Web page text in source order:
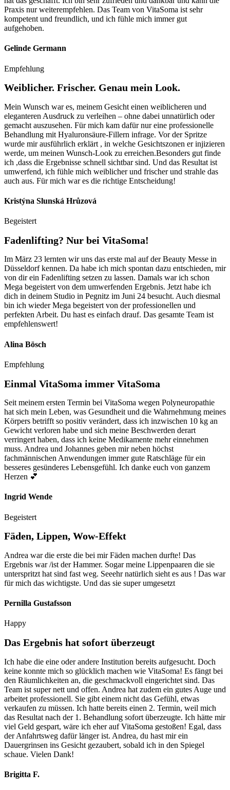
Praxis nur weiterempfehlen. Das Team von VitaSoma ist sehr
kompetent und freundlich, und ich fühle mich immer gut
aufgehoben.
Gelinde Germann
Empfehlung
Weiblicher. Frischer. Genau mein Look.
Mein Wunsch war es, meinem Gesicht einen weiblicheren und
eleganteren Ausdruck zu verleihen – ohne dabei unnatürlich oder
gemacht auszusehen. Für mich kam dafür nur eine professionelle
Behandlung mit Hyaluronsäure-Fillern infrage. Vor der Spritze
wurde mir ausführlich erklärt , in welche Gesichtszonen er injizieren
werde, um meinen Wunsch-Look zu erreichen.Besonders gut finde
ich ,dass die Ergebnisse schnell sichtbar sind. Und das Resultat ist
umwerfend, ich fühle mich weiblicher und frischer und strahle das
auch aus. Für mich war es die richtige Entscheidung!
Kristýna Slunská Hrůzová
Begeistert
Fadenlifting? Nur bei VitaSoma!
Im März 23 lernten wir uns das erste mal auf der Beauty Messe in
Düsseldorf kennen. Da habe ich mich spontan dazu entschieden, mir
von dir ein Fadenlifting setzen zu lassen. Damals war ich schon
Mega begeistert von dem umwerfenden Ergebnis. Jetzt habe ich
dich in deinem Studio in Pegnitz im Juni 24 besucht. Auch diesmal
bin ich wieder Mega begeistert von der professionellen und
perfekten Arbeit. Du hast es einfach drauf. Das gesamte Team ist
empfehlenswert!
Alina Bösch
Empfehlung
Einmal VitaSoma immer VitaSoma
Seit meinem ersten Termin bei VitaSoma wegen Polyneuropathie
hat sich mein Leben, was Gesundheit und die Wahrnehmung meines
Körpers betrifft so positiv verändert, dass ich inzwischen 10 kg an
Gewicht verloren habe und sich meine Beschwerden derart
verringert haben, dass ich keine Medikamente mehr einnehmen
muss. Andrea und Johannes geben mir neben höchst
fachmännischen Anwendungen immer gute Ratschläge für ein
besseres gesünderes Lebensgefühl. Ich danke euch von ganzem
Herzen 💕
Ingrid Wende
Begeistert
Fäden, Lippen, Wow-Effekt
Andrea war die erste die bei mir Fäden machen durfte! Das
Ergebnis war /ist der Hammer. Sogar meine Lippenpaaren die sie
unterspritzt hat sind fast weg. Seeehr natürlich sieht es aus ! Das war
für mich das wichtigste. Und das sie super umgesetzt
Pernilla Gustafsson
Happy
Das Ergebnis hat sofort überzeugt
Ich habe die eine oder andere Institution bereits aufgesucht. Doch
keine konnte mich so glücklich machen wie VitaSoma! Es fängt bei
den Räumlichkeiten an, die geschmackvoll eingerichtet sind. Das
Team ist super nett und offen. Andrea hat zudem ein gutes Auge und
arbeitet professionell. Sie gibt einem nicht das Gefühl, etwas
verkaufen zu müssen. Ich hatte bereits einen 2. Termin, weil mich
das Resultat nach der 1. Behandlung sofort überzeugte. Ich hätte mir
viel Geld gespart, wäre ich eher auf VitaSoma gestoßen! Egal, dass
der Anfahrtsweg dafür länger ist. Andrea, du hast mir ein
Dauergrinsen ins Gesicht gezaubert, sobald ich in den Spiegel
schaue. Vielen Dank!
Brigitta F.